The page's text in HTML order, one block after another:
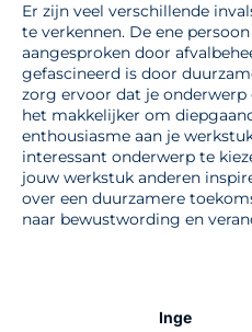
Er zijn veel verschillende
te verkennen. De ene
aangesproken door
gefascineerd is door
zorg ervoor dat je
het makkelijker om
enthousiasme aan je
interessant onderwerp te
jouw werkstuk anderen
over een duurzamere
naar bewustwording en
Inge